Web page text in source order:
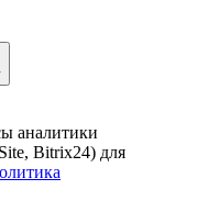
аналитики
Bitrix24) для